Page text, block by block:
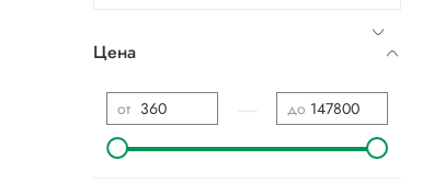
Цена
от до